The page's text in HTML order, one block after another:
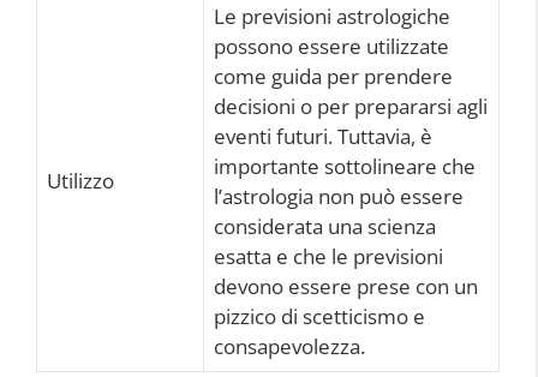
Utilizzo
Le previsioni astrologiche
possono essere utilizzate
come guida per prendere
decisioni o per prepararsi agli
eventi futuri. Tuttavia, è
importante sottolineare che
l’astrologia non può essere
considerata una scienza
esatta e che le previsioni
devono essere prese con un
pizzico di scetticismo e
consapevolezza.